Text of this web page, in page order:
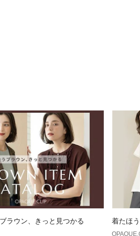
ラウン、きっと見つかる 着たほ